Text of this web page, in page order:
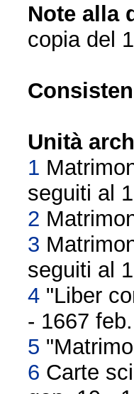
Note alla
copia del
Unità
1
seguiti al
2
3
seguiti al
4 "Liber
- 1667
5
6 Carte